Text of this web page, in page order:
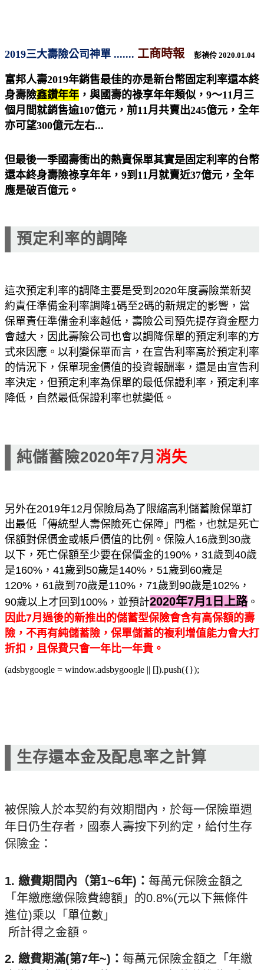
2019三大壽險公司神單 ....... 工商時報 彭禎伶 2020.01.04
富邦人壽2019年銷售最佳的亦是新台幣固定利率還本終
身壽險鑫鑽年年 ，與國壽的祿享年年類似，9～11月三
個月間就銷售逾107億元，前11月共賣出245億元，全年
亦可望300億元左右...
但最後一季國壽衝出的熱賣保單其實是固定利率的台幣
還本終身壽險祿享年年，9到11月就賣近37億元，全年
應是破百億元。
預定利率的調降
這次預定利率的調降主要是受到2020年度壽險業新契
約責任準備金利率調降1碼至2碼的新規定的影響，當
保單責任準備金利率越低，壽險公司預先提存資金壓力
會越大，因此壽險公司也會以調降保單的預定利率的方
式來因應。以利變保單而言，在宣告利率高於預定利率
的情況下，保單現金價值的投資報酬率，還是由宣告利
率決定，但預定利率為保單的最低保證利率，預定利率
降低，自然最低保證利率也就變低。
純儲蓄險2020年7月 消失
另外在2019年12月保險局為了限縮高利儲蓄險保單訂
出最低「傳統型人壽保險死亡保障」門檻，也就是死亡
保額對保價金或帳戶價值的比例。保險人16歲到30歲
以下，死亡保額至少要在保價金的190%，31歲到40歲
是160%，41歲到50歲是140%，51歲到60歲是
120%，61歲到70歲是110%，71歲到90歲是102%，
90歲以上才回到100%，並預計2020年7月1日上路。
因此7月過後的新推出的儲蓄型保險會含有高保額的壽
險，不再有純儲蓄險，保單儲蓄的複利增值能力會大打
折扣，且保費只會一年比一年貴。
(adsbygoogle = window.adsbygoogle || []).push({});
生存還本金及配息率之計算
被保險人於本契約有效期間內，於每一保險單週
年日仍生存者，國泰人壽按下列約定，給付生存
保險金：
1. 繳費期間內（第1~6年)： 每萬元保險金額之
「年繳應繳保險費總額」的0.8%(元以下無條件
進位)乘以「單位數」
所計得之金額。
2. 繳費期滿(第7年~)： 每萬元保險金額之「年繳